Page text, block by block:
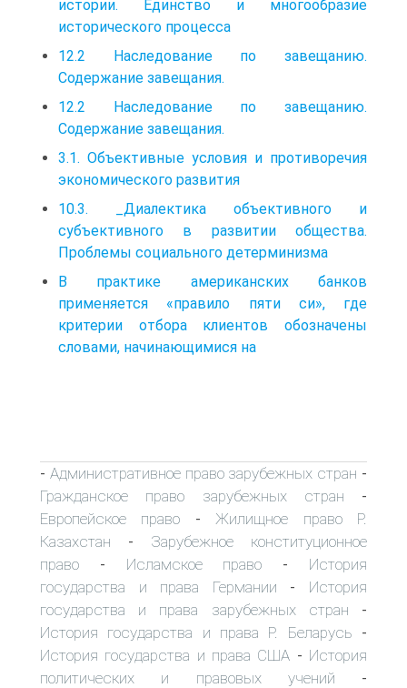
истории. Единство и многообразие
исторического процесса
12.2 Наследование по завещанию.
Содержание завещания.
12.2 Наследование по завещанию.
Содержание завещания.
3.1. Объективные условия и противоречия
экономического развития
10.3. _Диалектика объективного и
субъективного в развитии общества.
Проблемы социального детерминизма
В практике американских банков
применяется «правило пяти си», где
критерии отбора клиентов обозначены
словами, начинающимися на
- Административное право зарубежных стран -
Гражданское право зарубежных стран -
Европейское право - Жилищное право Р.
Казахстан - Зарубежное конституционное
право - Исламское право - История
государства и права Германии - История
государства и права зарубежных стран -
История государства и права Р. Беларусь -
История государства и права США - История
политических и правовых учений -